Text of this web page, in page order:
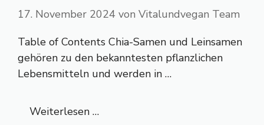
17. November 2024 von Vitalundvegan Team
Table of Contents Chia-Samen und Leinsamen
gehören zu den bekanntesten pflanzlichen
Lebensmitteln und werden in …
Weiterlesen …